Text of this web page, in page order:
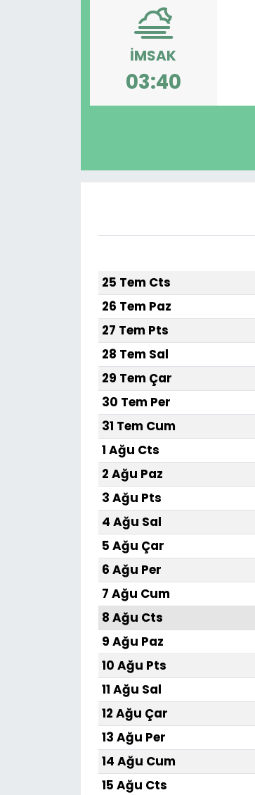
İMSAK
03:40
25 Tem Cts
26 Tem Paz
27 Tem Pts
28 Tem Sal
29 Tem Çar
30 Tem Per
31 Tem Cum
1 Ağu Cts
2 Ağu Paz
3 Ağu Pts
4 Ağu Sal
5 Ağu Çar
6 Ağu Per
7 Ağu Cum
8 Ağu Cts
9 Ağu Paz
10 Ağu Pts
11 Ağu Sal
12 Ağu Çar
13 Ağu Per
14 Ağu Cum
15 Ağu Cts
İletişim